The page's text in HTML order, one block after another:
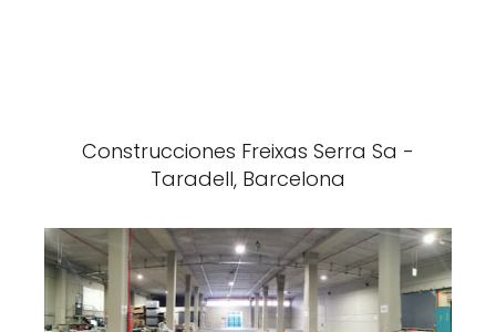
Construcciones Freixas Serra Sa -
Taradell, Barcelona